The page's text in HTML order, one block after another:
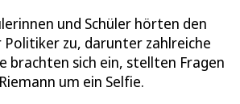
und Schüler hörten den
zu, darunter zahlreiche
brachten sich ein, stellten Fragen
um ein Selfie.